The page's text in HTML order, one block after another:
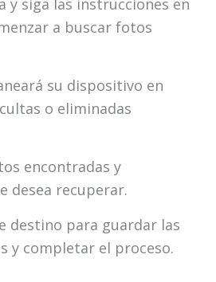
y siga las instrucciones en
a buscar fotos
su dispositivo en
o eliminadas
encontradas y
desea recuperar.
destino para guardar las
y completar el proceso.